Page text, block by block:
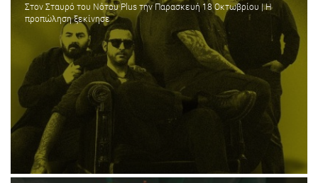
Στον Σταυρό του Νότου Plus την Παρασκευή 18 Οκτωβρίου | Η
προπώληση ξεκίνησε